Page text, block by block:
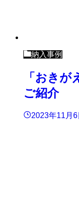
納入事例
「おき
ご紹介
2023年11月6